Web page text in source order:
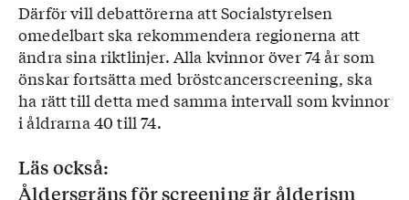
Därför vill debattörerna att Socialstyrelsen
omedelbart ska rekommendera regionerna att
ändra sina riktlinjer. Alla kvinnor över 74 år som
önskar fortsätta med bröstcancerscreening, ska
ha rätt till detta med samma intervall som kvinnor
i åldrarna 40 till 74.
Läs också:
Åldersgräns för screening är ålderism